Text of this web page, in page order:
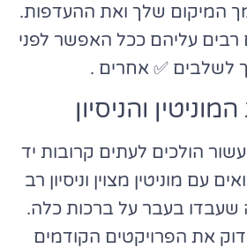
המיקום שלך ואת ההעדפות.
רבים עליהם ככל האפשר לפני
לשלבים ✅ אחרים .
והניסיון
עשור הולכים לעתים קרובות יד
עם מוניטין מצוין וניסיון רב
שעבדו בעבר על ברכות כלה.
את הפרויקטים הקודמים